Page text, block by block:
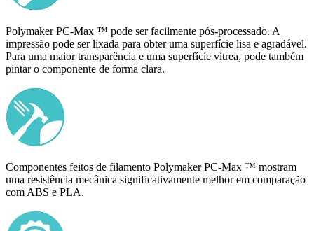
Polymaker PC-Max ™ pode ser facilmente pós-processado. A
impressão pode ser lixada para obter uma superfície lisa e agradável.
Para uma maior transparência e uma superfície vítrea, pode também
pintar o componente de forma clara.
Componentes feitos de filamento Polymaker PC-Max ™ mostram
uma resistência mecânica significativamente melhor em comparação
com ABS e PLA.